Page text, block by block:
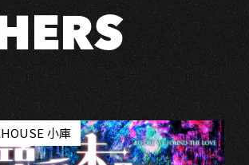
小庫